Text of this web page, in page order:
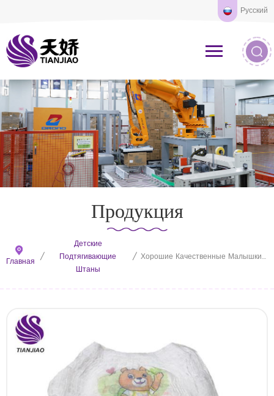
Русский
Продукция
Главная /
Детские
Подтягивающие
Штаны
/ Хорошие Качественные Малышки Подтягивают Штаны Для Сонных